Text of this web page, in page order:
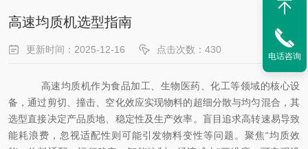
高速均质机选型指南
更新时间：2025-12-16 点击次数：430
高速均质机作为食品加工、生物医药、化工等领域的核心设
备，通过剪切、撞击、空化效应实现物料的超细分散与均匀混合，其
选型直接决定产品质地、稳定性及生产效率。盲目追求高转速易导致
能耗浪费，忽视适配性则可能引发物料变性等问题。聚焦“均质效
电话咨询